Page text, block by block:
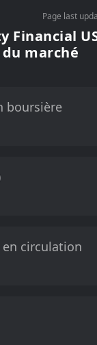
Page last
Financial
marché
boursière
circulation